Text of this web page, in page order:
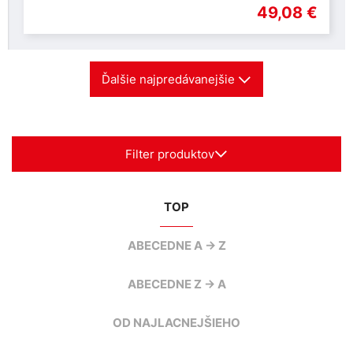
49,08 €
Ďalšie najpredávanejšie
Filter produktov
TOP
ABECEDNE A -> Z
ABECEDNE Z -> A
OD NAJLACNEJŠIEHO